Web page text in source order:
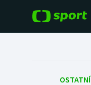
OSTATNÍ